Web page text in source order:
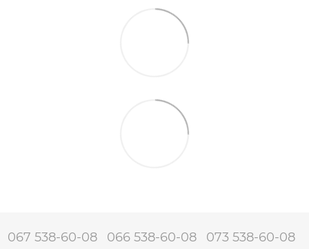
067 538-60-08 066 538-60-08 073 538-60-08